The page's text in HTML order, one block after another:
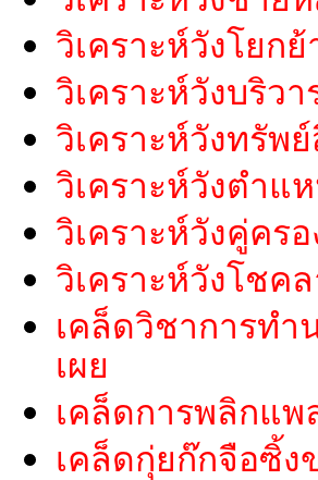
วิเคราะห์วังโยกย้
วิเคราะห์วังบริว
วิเคราะห์วังทรัพ
วิเคราะห์วังตำแ
วิเคราะห์วังคู่คร
วิเคราะห์วังโชค
เคล็ดวิชาการทำ
เผย
เคล็ดการพลิกแ
เคล็ดกุ่ยก๊กจือซิ้ง